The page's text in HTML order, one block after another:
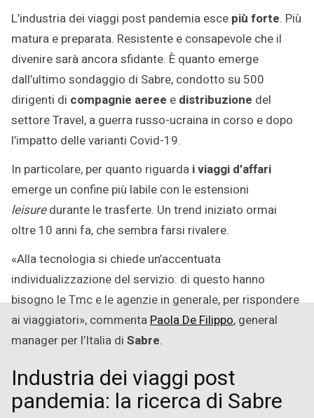
2022
L’industria dei viaggi post pandemia esce più forte. Più
matura e preparata. Resistente e consapevole che il
divenire sarà ancora sfidante. È quanto emerge
dall’ultimo sondaggio di Sabre, condotto su 500
dirigenti di compagnie aeree e distribuzione del
settore Travel, a guerra russo-ucraina in corso e dopo
l’impatto delle varianti Covid-19.
In particolare, per quanto riguarda i viaggi d’affari
emerge un confine più labile con le estensioni
leisuredurante le trasferte. Un trend iniziato ormai
oltre 10 anni fa, che sembra farsi rivalere.
«Alla tecnologia si chiede un’accentuata
individualizzazione del servizio: di questo hanno
bisogno le Tmc e le agenzie in generale, per rispondere
ai viaggiatori», commentaPaola De Filippo, general
manager per l’Italia di Sabre.
Industria dei viaggi post
pandemia: la ricerca di Sabre